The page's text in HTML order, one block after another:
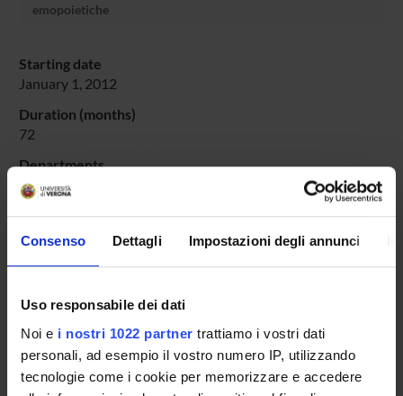
Consenso Dettagli Impostazioni degli annunci
Uso responsabile dei dati
Noi e i nostri 1022 partner trattiamo i vostri dati
personali, ad esempio il vostro numero IP, utilizzando
tecnologie come i cookie per memorizzare e accedere
emopoietiche
Starting date
January 1, 2012
Duration (months)
72
Departments
Department of Engineering for Innovation Medicine,
Medicine
Managers or local contacts
Fondazione Cariverona